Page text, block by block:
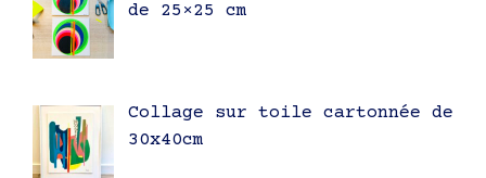
de 25×25 cm
Collage sur toile cartonnée de
30x40cm